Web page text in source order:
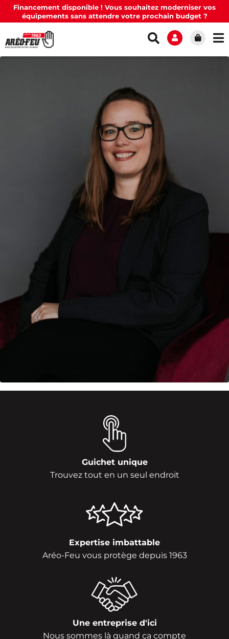
Financement disponible ! Vous souhaitez moderniser vos
équipements sans attendre votre prochain budget ?
Guichet unique
Trouvez tout en un seul endroit
Expertise imbattable
Aréo-Feu vous protège depuis 1963
Une entreprise d'ici
Nous sommes là quand ça compte